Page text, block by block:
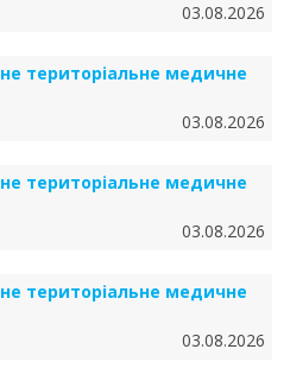
03.08.2026
територіальне медичне
03.08.2026
територіальне медичне
03.08.2026
територіальне медичне
03.08.2026